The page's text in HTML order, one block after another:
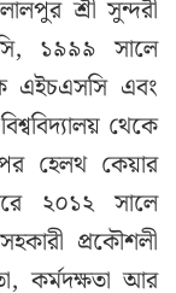
শ্রী সুন্দরী
১৯৯৯ সালে
এইচএসসি এবং
থেকে
হেলথ কেয়ার
২০১২ সালে
প্রকৌশলী
কর্মদক্ষতা আর